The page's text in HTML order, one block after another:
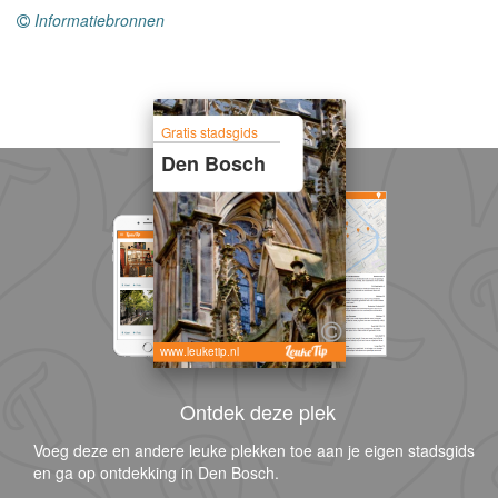
Informatiebronnen
Gratis stadsgids
Den Bosch
www.leuketip.nl
Ontdek deze plek
Voeg deze en andere leuke plekken toe aan je eigen stadsgids
en ga op ontdekking in Den Bosch.